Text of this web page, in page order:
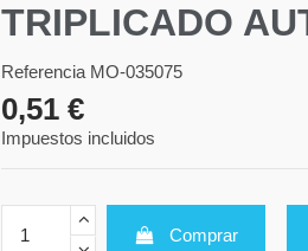
TRIPLICADO
Referencia MO-035075
0,51 €
Impuestos incluidos
Comprar